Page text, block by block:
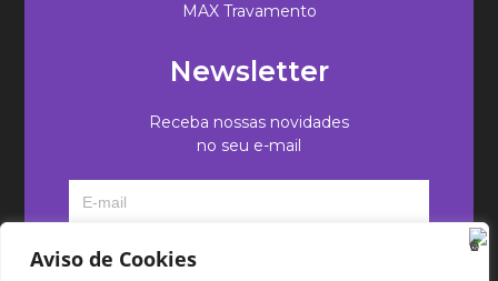
Aviso de Cookies
MAX Travamento
Newsletter
Receba nossas novidades
no seu e-mail